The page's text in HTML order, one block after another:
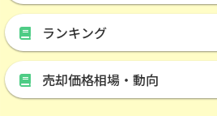
ランキング
売却価格相場・動向